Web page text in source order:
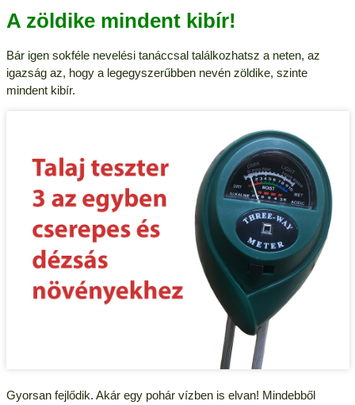
A zöldike mindent kibír!
Bár igen sokféle nevelési tanáccsal találkozhatsz a neten, az
igazság az, hogy a legegyszerűbben nevén zöldike, szinte
mindent kibír.
Gyorsan fejlődik. Akár egy pohár vízben is elvan! Mindebből